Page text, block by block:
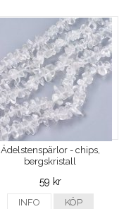
Ädelstenspärlor - chips,
bergskristall
59 kr
INFO KÖP